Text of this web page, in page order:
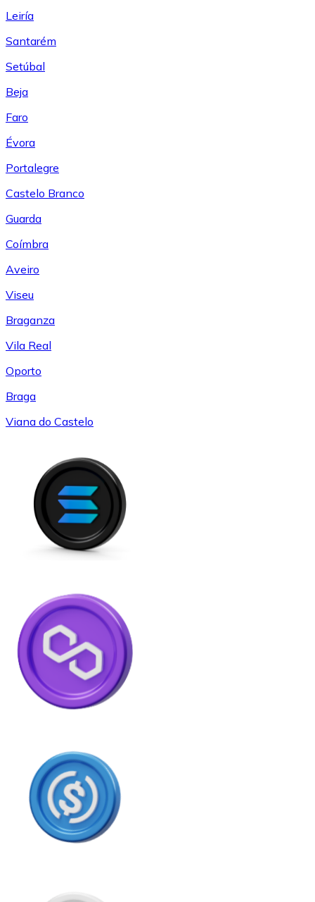
Leiría
Santarém
Setúbal
Beja
Faro
Évora
Portalegre
Castelo Branco
Guarda
Coímbra
Aveiro
Viseu
Braganza
Vila Real
Oporto
Braga
Viana do Castelo